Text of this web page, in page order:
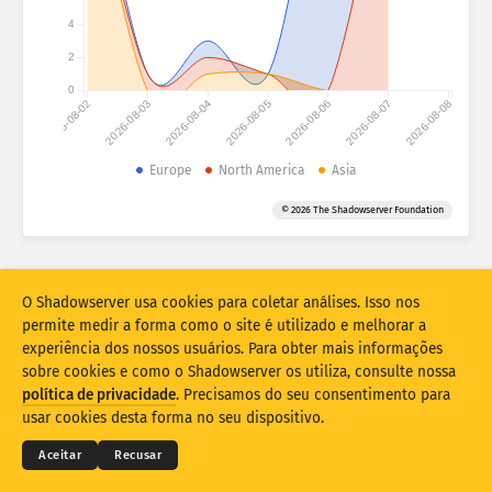
Estatísticas de ataque: dispositivos
Conjunto de dados
Agrupar por
Sobreposição
Baixar como PNG Sobre esses dados
honeypot cofinanciadas pelo Connecting Europe Facility da UE.
2026-08-02 2026-08-03 2026-08-04 2026-08-05 2026-08-06 2026-08-07 2026-08-08
0
2
4
Europe North America Asia
© 2026 The Shadowserver Foundation
© 2026THE SHADOWSERVER FOUNDATION
Privacidade e termos
Contate-nos Créditos
O Shadowserver usa cookies para coletar análises. Isso nos
permite medir a forma como o site é utilizado e melhorar a
experiência dos nossos usuários. Para obter mais informações
sobre cookies e como o Shadowserver os utiliza, consulte nossa
política de privacidade. Precisamos do seu consentimento para
usar cookies desta forma no seu dispositivo.
Aceitar Recusar